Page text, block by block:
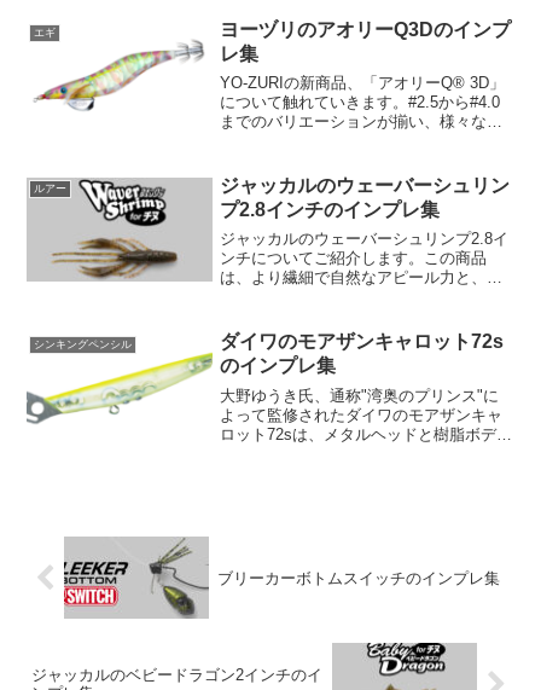
ります。これらは主に、...
エギ
ヨーヅリのアオリーQ3Dのインプ
レ集
YO-ZURIの新商品、「アオリーQ® 3D」
について触れていきます。#2.5から#4.0
までのバリエーションが揃い、様々な状
る光の拡散「アオリーQ® 3D」の最大...
ルアー
ジャッカルのウェーバーシュリン
プ2.8インチのインプレ集
ジャッカルのウェーバーシュリンプ2.8イ
ンチについてご紹介します。この商品
は、より繊細で自然なアピール力と、匂
バーウェーバーシュリンプ2.8インチは、
より繊細なパーツが...
シンキングペンシル
ダイワのモアザンキャロット72s
のインプレ集
大野ゆうき氏、通称"湾奥のプリンス"に
よって監修されたダイワのモアザンキャ
ロット72sは、メタルヘッドと樹脂ボディ
ブリーカーボトムスイッチのインプレ集
ジャッカルのベビードラゴン2インチのイ